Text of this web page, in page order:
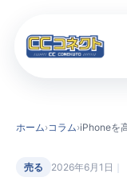
ホーム›コラム›
売る 2026年6月1日